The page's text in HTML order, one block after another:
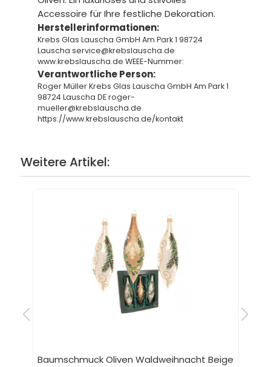
Accessoire für Ihre festliche Dekoration.
Herstellerinformationen:
Krebs Glas Lauscha GmbH Am Park 1 98724
Lauscha service@krebslauscha.de
www.krebslauscha.de WEEE-Nummer:
Verantwortliche Person:
Roger Müller Krebs Glas Lauscha GmbH Am Park 1
98724 Lauscha DE roger-
mueller@krebslauscha.de
https://www.krebslauscha.de/kontakt
Weitere Artikel:
Baumschmuck Oliven Waldweihnacht Beige